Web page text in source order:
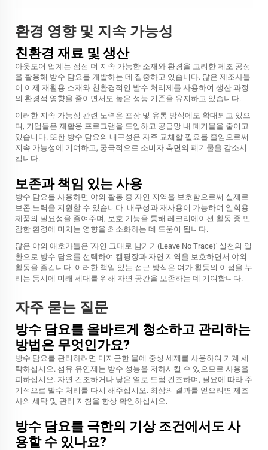
환경 영향 및 지속 가능성
친환경 재료 및 생산
아웃도어 업계는 점점 더 지속 가능한 소재와 환경을 고려한 제조 공정
을 활용해 방수 담요를 개발하는 데 집중하고 있습니다. 많은 제조사들
이 이제 재활용 소재와 친환경적인 발수 처리제를 사용하여 생산 과정
의 환경적 영향을 줄이면서도 높은 성능 기준을 유지하고 있습니다.
이러한 지속 가능성 관련 노력은 포장 및 유통 방식에도 확대되고 있으
며, 기업들은 재활용 프로그램을 도입하고 공급망 내 폐기물을 줄이고
있습니다. 또한 방수 담요의 내구성은 자주 교체할 필요를 줄임으로써
지속 가능성에 기여하고, 궁극적으로 소비자 측면의 폐기물을 감소시
킵니다.
보존과 책임 있는 사용
방수 담요를 사용하면 야외 활동 중 자연 지역을 보호함으로써 실제로
보존 노력을 지원할 수 있습니다. 내구성과 재사용이 가능하여 일회용
제품의 필요성을 줄여주며, 보호 기능을 통해 레크리에이션 활동 중 민
감한 환경에 미치는 영향을 최소화하는 데 도움이 됩니다.
많은 야외 애호가들은 '자연 그대로 남기기(Leave No Trace)' 실천의 일
환으로 방수 담요를 선택하여 캠핑장과 자연 지역을 보호하면서 야외
활동을 즐깁니다. 이러한 책임 있는 접근 방식은 여가 활동의 이점을 누
리는 동시에 미래 세대를 위해 자연 공간을 보존하는 데 기여합니다.
자주 묻는 질문
방수 담요를 올바르게 청소하고 관리하는
방법은 무엇인가요?
방수 담요를 관리하려면 미지근한 물에 중성 세제를 사용하여 기계 세
탁하십시오. 섬유 유연제는 방수 성능을 저하시킬 수 있으므로 사용을
피하십시오. 자연 건조하거나 낮은 열로 드럼 건조하며, 필요에 따라 주
기적으로 발수 처리를 다시 해주십시오. 최상의 결과를 얻으려면 제조
사의 세탁 및 관리 지침을 항상 확인하십시오.
방수 담요를 극한의 기상 조건에서도 사
용할 수 있나요?